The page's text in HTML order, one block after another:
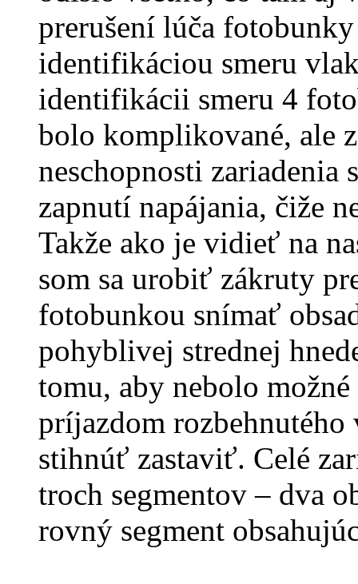
prerušení lúča
identifikáciou smeru
identifikácii smeru 4
bolo komplikované, ale
neschopnosti
zapnutí napájania, čiže
Takže ako je vidieť na
som sa urobiť zákruty
fotobunkou snímať
pohyblivej strednej
tomu, aby nebolo
príjazdom
stihnúť zastaviť. Celé
troch segmentov – dva
rovný segment